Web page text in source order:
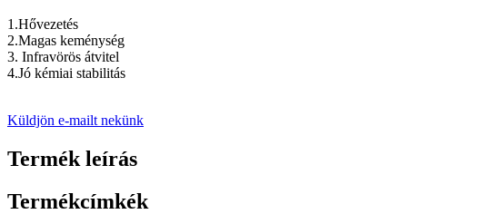
1.Hővezetés
2.Magas keménység
3. Infravörös átvitel
4.Jó kémiai stabilitás
Küldjön e-mailt nekünk
Termék leírás
Termékcímkék